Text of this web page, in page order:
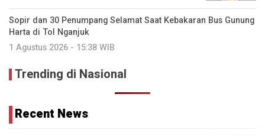
Sopir dan 30 Penumpang Selamat Saat Kebakaran Bus Gunung
Harta di Tol Nganjuk
1 Agustus 2026 - 15:38 WIB
Trending di Nasional
Recent News